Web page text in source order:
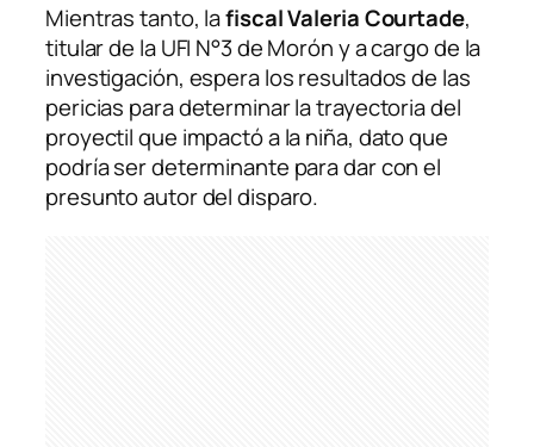
Mientras tanto, lafiscal Valeria Courtade,
titular de la UFI N°3 de Morón y a cargo de la
investigación, espera los resultados de las
pericias para determinar la trayectoria del
proyectil que impactó a la niña, dato que
podría ser determinante para dar con el
presunto autor del disparo.